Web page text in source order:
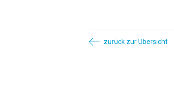
zurück zur Übersicht